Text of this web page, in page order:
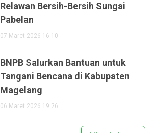
Relawan Bersih-Bersih Sungai
Pabelan
07 Maret 2026 16:10
BNPB Salurkan Bantuan untuk
Tangani Bencana di Kabupaten
Magelang
06 Maret 2026 19:26